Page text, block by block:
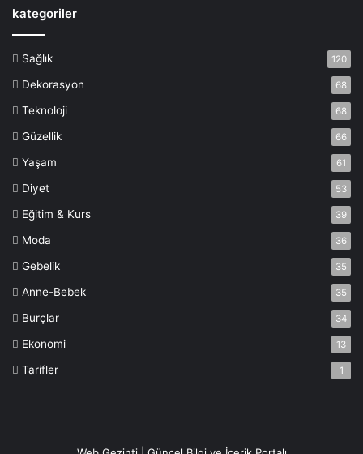
kategoriler
Sağlık 120
Dekorasyon 68
Teknoloji 68
Güzellik 66
Yaşam 61
Diyet 53
Eğitim & Kurs 39
Moda 36
Gebelik 35
Anne-Bebek 35
Burçlar 34
Ekonomi 13
Tarifler 1